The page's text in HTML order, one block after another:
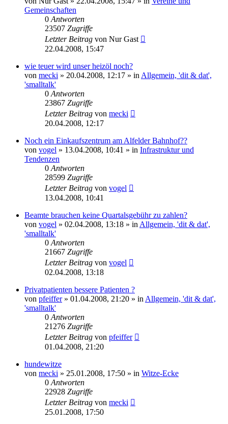
Gemeinschaften
0 Antworten
23507 Zugriffe
Letzter Beitrag von Nur Gast
22.04.2008, 15:47
wie teuer wird unser heizöl noch?
von mecki » 20.04.2008, 12:17 » in Allgemein, 'dit & dat',
'smalltalk'
0 Antworten
23867 Zugriffe
Letzter Beitrag von mecki
20.04.2008, 12:17
Noch ein Einkaufszentrum am Alfelder Bahnhof??
von vogel » 13.04.2008, 10:41 » in Infrastruktur und
Tendenzen
0 Antworten
28599 Zugriffe
Letzter Beitrag von vogel
13.04.2008, 10:41
Beamte brauchen keine Quartalsgebühr zu zahlen?
von vogel » 02.04.2008, 13:18 » in Allgemein, 'dit & dat',
'smalltalk'
0 Antworten
21667 Zugriffe
Letzter Beitrag von vogel
02.04.2008, 13:18
Privatpatienten bessere Patienten ?
von pfeiffer» 01.04.2008, 21:20 » in Allgemein, 'dit & dat',
'smalltalk'
0 Antworten
21276 Zugriffe
Letzter Beitrag von pfeiffer
01.04.2008, 21:20
hundewitze
von mecki » 25.01.2008, 17:50 » in Witze-Ecke
0 Antworten
22928 Zugriffe
Letzter Beitrag von mecki
25.01.2008, 17:50